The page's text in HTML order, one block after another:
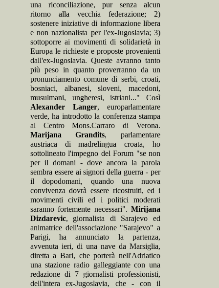
una riconciliazione, pur senza alcun
ritorno alla vecchia federazione; 2)
sostenere iniziative di informazione libera
e non nazionalista per l'ex-Jugoslavia; 3)
sottoporre ai movimenti di solidarietà in
Europa le richieste e proposte provenienti
dall'ex-Jugoslavia. Queste avranno tanto
più peso in quanto proverranno da un
pronunciamento comune di serbi, croati,
bosniaci, albanesi, sloveni, macedoni,
musulmani, ungheresi, istriani..." Così
Alexander Langer, europarlamentare
verde, ha introdotto la conferenza stampa
al Centro Mons.Carraro di Verona.
Marijana Grandits, parlamentare
austriaca di madrelingua croata, ho
sottolineato l'impegno del Forum "se non
per il domani - dove ancora la parola
sembra essere ai signori della guerra - per
il dopodomani, quando una nuova
convivenza dovrà essere ricostruiti, ed i
movimenti civili ed i politici moderati
saranno fortemente necessari". Mirijana
Dizdarevic, giornalista di Sarajevo ed
animatrice dell'associazione "Sarajevo" a
Parigi, ha annunciato la partenza,
avvenuta ieri, di una nave da Marsiglia,
diretta a Bari, che porterà nell'Adriatico
una stazione radio galleggiante con una
redazione di 7 giornalisti professionisti,
dell'intera ex-Jugoslavia, che - con il